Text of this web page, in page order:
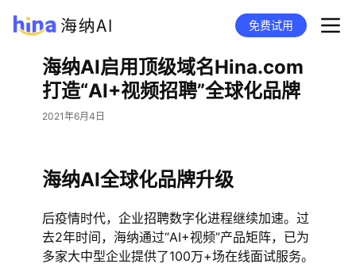
免费试用
海纳AI启用顶级域名Hina.com
打造“AI+视频招聘”全球化品牌
2021年6月4日
海纳AI全球化品牌升级
后疫情时代，企业招聘数字化进程继续加速。过
去2年时间，海纳通过“AI+视频”产品矩阵，已为
多家大中型企业提供了100万+场在线面试服务。